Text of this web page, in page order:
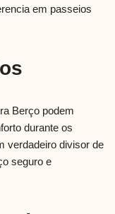
em passeios
Berço podem
durante os
verdadeiro divisor de
seguro e